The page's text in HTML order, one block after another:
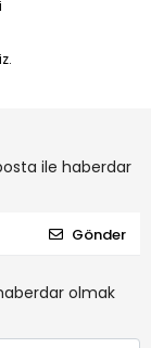
ile haberdar
Gönder
olmak